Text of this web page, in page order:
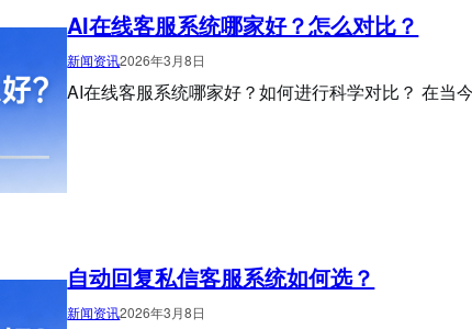
AI在线客服系统哪家好？怎么对比？
新闻资讯2026年3月8日
AI在线客服系统哪家好？如何进行科学对比？ 在
自动回复私信客服系统如何选？
新闻资讯2026年3月8日